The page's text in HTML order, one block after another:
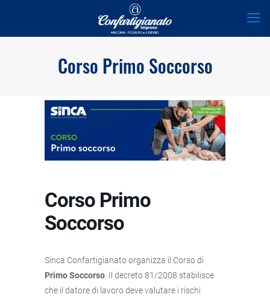
Corso Primo Soccorso
Corso Primo
Soccorso
Sinca Confartigianato organizza il Corso di
Primo Soccorso . Il decreto 81/2008 stabilisce
che il datore di lavoro deve valutare i rischi